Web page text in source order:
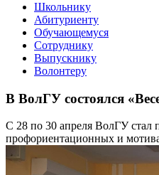
Школьнику
Абитуриенту
Обучающемуся
Сотруднику
Выпускнику
Волонтеру
В ВолГУ состоялся
С 28 по 30 апреля ВолГУ стал
профориентационных и